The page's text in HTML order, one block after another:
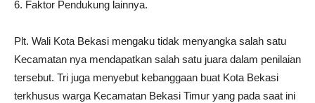
6. Faktor Pendukung lainnya.
Plt. Wali Kota Bekasi mengaku tidak menyangka salah satu
Kecamatan nya mendapatkan salah satu juara dalam penilaian
tersebut. Tri juga menyebut kebanggaan buat Kota Bekasi
terkhusus warga Kecamatan Bekasi Timur yang pada saat ini